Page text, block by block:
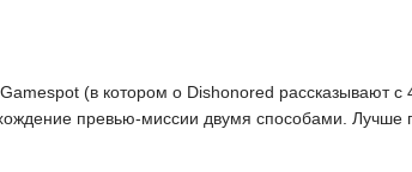
(в котором о Dishonored рассказывают с
превью-миссии двумя способами. Лучше